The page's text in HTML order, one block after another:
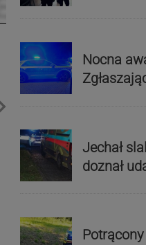
Nocna
Jechał
doznał